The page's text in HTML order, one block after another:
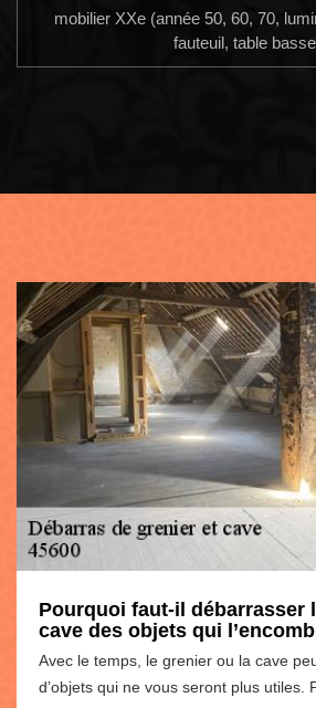
mobilier XXe (année 50, 60, 70,
fauteuil, table
Pourquoi faut-il débarrasser
cave des objets qui
Avec le temps, le grenier ou la cave
d’objets qui ne vous seront plus utiles.